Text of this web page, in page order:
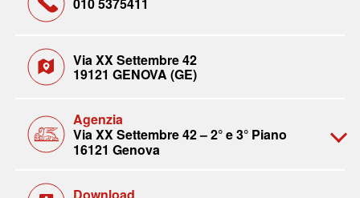
Via XX Settembre 42
19121 GENOVA (GE)
Agenzia
Via XX Settembre 42 – 2° e 3° Piano
16121 Genova
Download